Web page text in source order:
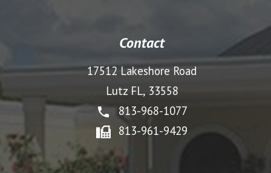
Contact
17512 Lakeshore Road
Lutz FL, 33558
813-968-1077
813-961-9429